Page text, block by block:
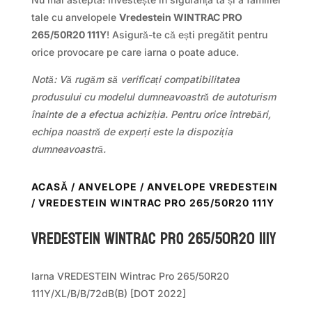
tale cu anvelopele Vredestein WINTRAC PRO
265/50R20 111Y! Asigură-te că ești pregătit pentru
orice provocare pe care iarna o poate aduce.
Notă: Vă rugăm să verificați compatibilitatea
produsului cu modelul dumneavoastră de autoturism
înainte de a efectua achiziția. Pentru orice întrebări,
echipa noastră de experți este la dispoziția
dumneavoastră.
ACASĂ / ANVELOPE / ANVELOPE VREDESTEIN
/ VREDESTEIN WINTRAC PRO 265/50R20 111Y
Vredestein WINTRAC PRO 265/50R20 111Y
Iarna VREDESTEIN Wintrac Pro 265/50R20
111Y/XL/B/B/72dB(B) [DOT 2022]